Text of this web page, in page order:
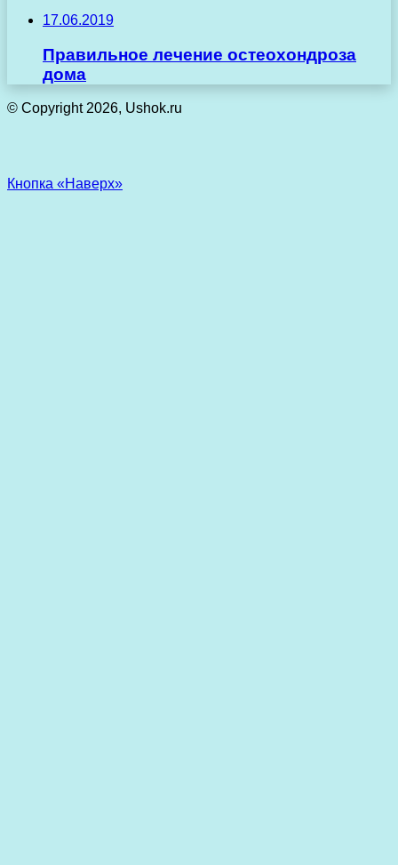
17.06.2019
Правильное лечение остеохондроза
дома
© Copyright 2026, Ushok.ru
Кнопка «Наверх»